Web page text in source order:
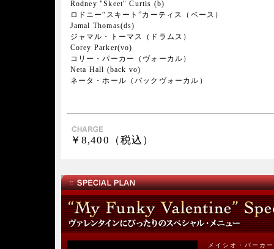
Rodney "Skeet" Curtis (b)
ロドニー“スキート”カーティス（ベース）
Jamal Thomas(ds)
ジャマル・トーマス（ドラムス）
Corey Parker(vo)
コリー・パーカー（ヴォーカル）
Neta Hall (back vo)
ネータ・ホール（バックヴォーカル）
￥8,400（税込）
メイシオ・パーカ